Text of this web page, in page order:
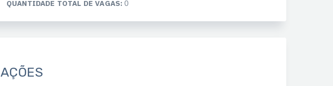
QUANTIDADE TOTAL DE VAGAS: 0